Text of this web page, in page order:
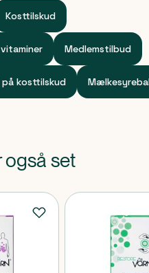
Kosttilskud
Medlemstilbud
kosttilskud
også set